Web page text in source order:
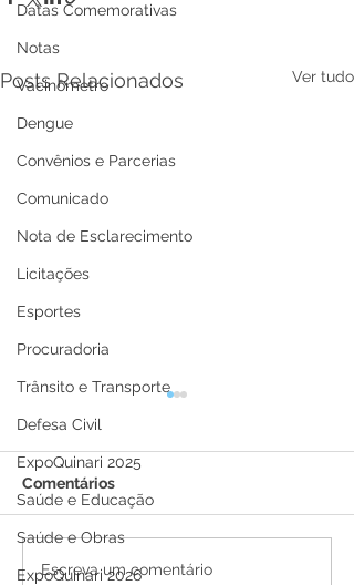
Datas Comemorativas
Notas
Vacinômetro
Dengue
Convênios e Parcerias
Comunicado
Nota de Esclarecimento
Licitações
Esportes
Procuradoria
Trânsito e Transporte
Defesa Civil
ExpoQuinari 2025
Saúde e Educação
Saúde e Obras
ExpoQuinari 2026
Posts Relacionados Ver tudo
Boletim Covid-19,
Comentários
Escreva um comentário